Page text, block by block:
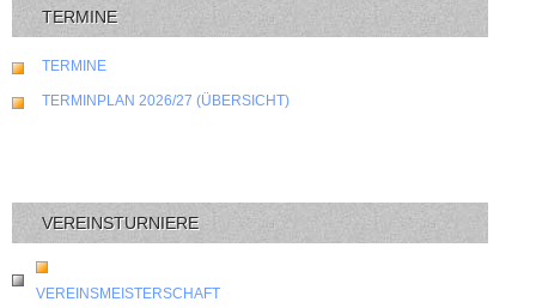
TERMINE
TERMINE
TERMINPLAN 2026/27 (ÜBERSICHT)
VEREINSTURNIERE
VEREINSMEISTERSCHAFT